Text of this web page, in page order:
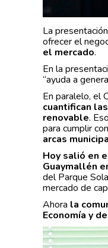
La
ofrecer el
el mercado.
En la
“ayuda a
En paralelo, el
cuantifican
renovable.
para cumplir
arcas
Hoy salió en
Guaymallén
del Parque
mercado de
Ahora la
Economía y